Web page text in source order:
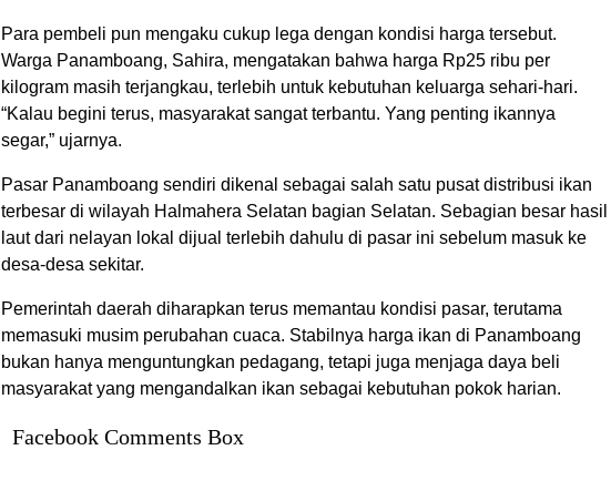
Para pembeli pun mengaku cukup lega dengan kondisi harga tersebut.
Warga Panamboang, Sahira, mengatakan bahwa harga Rp25 ribu per
kilogram masih terjangkau, terlebih untuk kebutuhan keluarga sehari-hari.
“Kalau begini terus, masyarakat sangat terbantu. Yang penting ikannya
segar,” ujarnya.
Pasar Panamboang sendiri dikenal sebagai salah satu pusat distribusi ikan
terbesar di wilayah Halmahera Selatan bagian Selatan. Sebagian besar hasil
laut dari nelayan lokal dijual terlebih dahulu di pasar ini sebelum masuk ke
desa-desa sekitar.
Pemerintah daerah diharapkan terus memantau kondisi pasar, terutama
memasuki musim perubahan cuaca. Stabilnya harga ikan di Panamboang
bukan hanya menguntungkan pedagang, tetapi juga menjaga daya beli
masyarakat yang mengandalkan ikan sebagai kebutuhan pokok harian.
Facebook Comments Box